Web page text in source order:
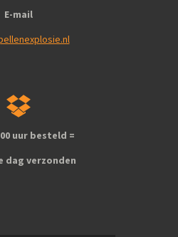
E-mail
uur besteld =
dag verzonden